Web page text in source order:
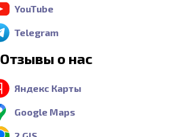
YouTube
Telegram
Отзывы о нас
Яндекс Карты
Google Maps